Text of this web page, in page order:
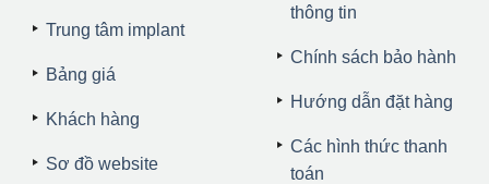
Trung tâm implant
Bảng giá
Khách hàng
Sơ đồ website
thông tin
Chính sách bảo hành
Hướng dẫn đặt hàng
Các hình thức thanh
toán